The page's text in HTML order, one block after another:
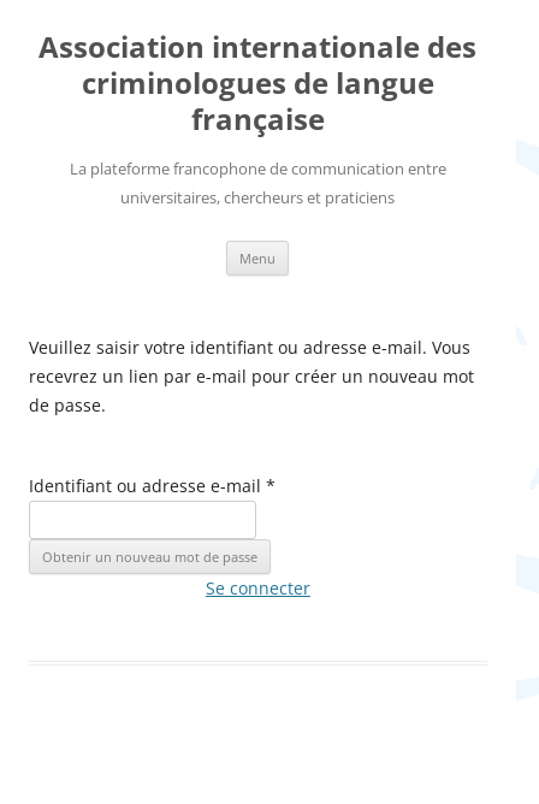
contenu
Association internationale des
criminologues de langue
française
La plateforme francophone de communication entre
universitaires, chercheurs et praticiens
Menu
Veuillez saisir votre identifiant ou adresse e-mail. Vous
recevrez un lien par e-mail pour créer un nouveau mot
de passe.
Identifiant ou adresse e-mail *
Se connecter